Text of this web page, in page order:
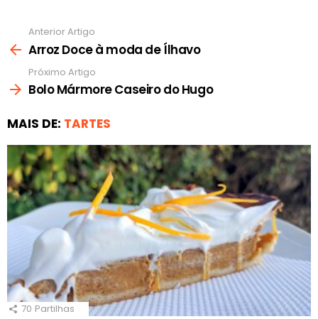
mais
Anterior Artigo
Arroz Doce à moda de Ílhavo
Próximo Artigo
Bolo Mármore Caseiro do Hugo
MAIS DE: TARTES
70 Partilhas